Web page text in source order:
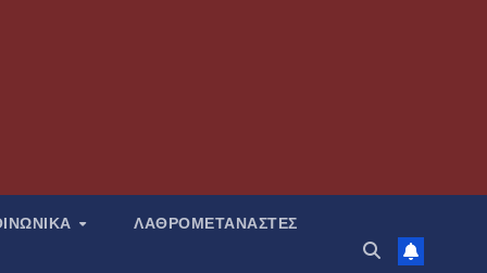
ΛΑΘΡΟΜΕΤΑΝΑΣΤΕΣ